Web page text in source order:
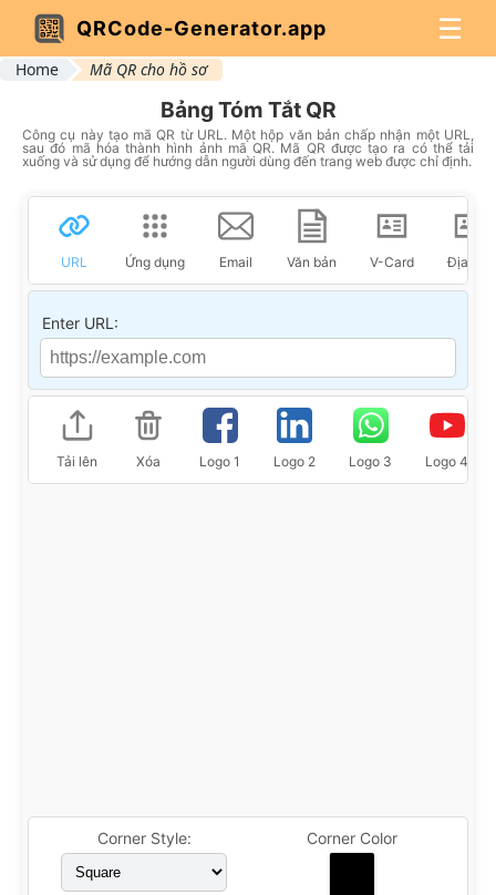
QRCode-Generator.app ☰
Home Mã QR cho hồ sơ
Bảng Tóm Tắt QR
Công cụ này tạo mã QR từ URL. Một hộp văn bản chấp nhận một URL,
sau đó mã hóa thành hình ảnh mã QR. Mã QR được tạo ra có thể tải
xuống và sử dụng để hướng dẫn người dùng đến trang web được chỉ định.
URL Ứng dụng Email Văn bản V-Card Địa chỉ
Enter URL:
Tải lên Xóa Logo 1 Logo 2 Logo 3 Logo 4
Corner Style: Corner Color